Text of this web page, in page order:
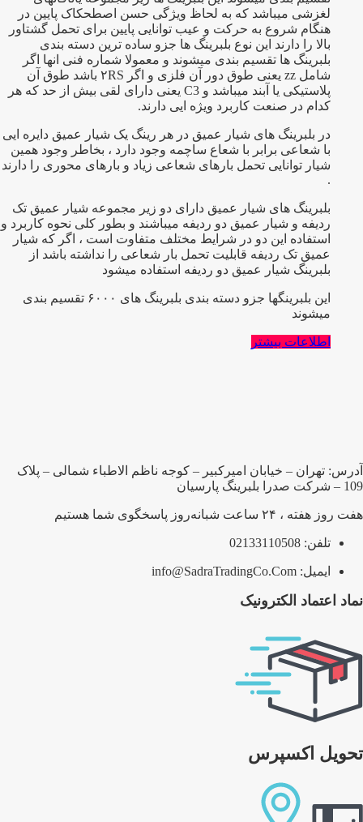
لغزشی میباشد که به لحاظ ویژگی حسن اصطحکاک پایین در
هنگام شروع به حرکت و عیب توانایی پایین برای تحمل گشتاور
بالا را دارند این نوع بلبرینگ ها جزو ساده ترین دسته بندی
بلبرینگ ها تقسیم بندی میشوند و معمولا شماره فنی انها اگر
شامل zz یعنی طوق دور آن فلزی و اگر ۲RS باشد طوق آن
پلاستیکی یا آبند میباشد و C3 یعنی دارای لقی بیش از حد که هر
کدام در صنعت کاربرد ویژه ایی دارند.
در بلبرینگ های شیار عمیق در هر رینگ یک شیار عمیق دایره ایی
با شعاعی برابر با شعاع ساچمه وجود دارد ، بخاطر وجود همین
شیار توانایی تحمل بارهای شعاعی زیاد و بارهای محوری را دارند
.
بلبرینگ های شیار عمیق دارای دو زیر مجموعه شیار عمیق تک
ردیفه و شیار عمیق دو ردیفه میباشند و بطور کلی نحوه کاربرد و
استفاده این دو در شرایط مختلف متفاوت است ، اگر که شیار
عمیق تک ردیفه قابلیت تحمل بار شعاعی را نداشته باشد از
بلبرینگ شیار عمیق دو ردیفه استفاده میشود
این بلبرینگها جزو دسته بندی بلبرینگ های ۶۰۰۰ تقسیم بندی
میشوند
اطلاعات بیشتر
آدرس: تهران – خیابان امیرکبیر – کوجه ناظم الاطباء شمالی – پلاک
109 – شرکت صدرا بلبرینگ پارسیان
هفت روز هفته ، ۲۴ ساعت شبانه‌روز پاسخگوی شما هستیم
تلفن: 02133110508
ایمیل: info@SadraTradingCo.Com
نماد اعتماد الکترونیک
تحویل اکسپرس